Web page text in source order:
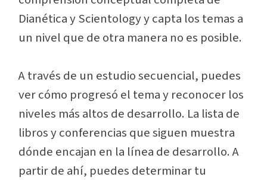
Dianética y Scientology y capta los temas a
un nivel que de otra manera no es posible.
A través de un estudio secuencial, puedes
ver cómo progresó el tema y reconocer los
niveles más altos de desarrollo. La lista de
libros y conferencias que siguen muestra
dónde encajan en la línea de desarrollo. A
partir de ahí, puedes determinar tu